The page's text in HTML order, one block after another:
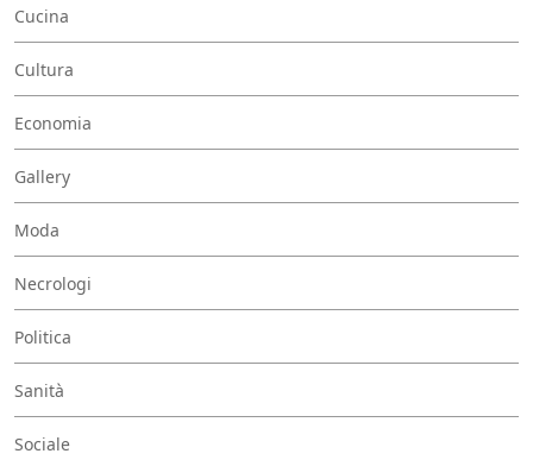
Cucina
Cultura
Economia
Gallery
Moda
Necrologi
Politica
Sanità
Sociale